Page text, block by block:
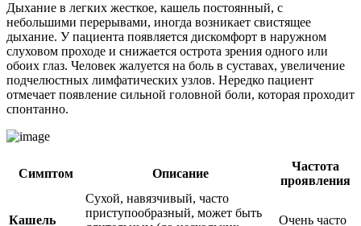
Дыхание в легких жесткое, кашель постоянный, с
небольшими перерывами, иногда возникает свистящее
дыхание. У пациента появляется дискомфорт в наружном
слуховом проходе и снижается острота зрения одного или
обоих глаз. Человек жалуется на боль в суставах, увеличение
подчелюстных лимфатических узлов. Нередко пациент
отмечает появление сильной головной боли, которая проходит
спонтанно.
Симптом Описание
Частота
проявления
Кашель
Сухой, навязчивый, часто
приступообразный, может быть
Очень часто